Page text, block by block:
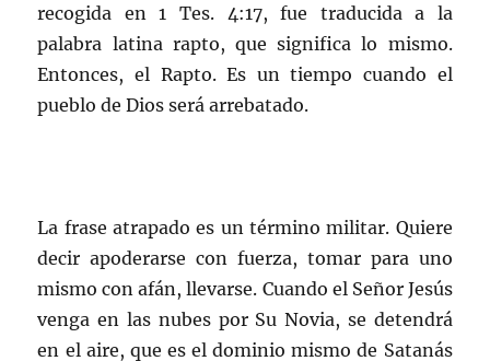
recogida en 1 Tes. 4:17, fue traducida a la
palabra latina rapto, que significa lo mismo.
Entonces, el Rapto. Es un tiempo cuando el
pueblo de Dios será arrebatado.
La frase atrapado es un término militar. Quiere
decir apoderarse con fuerza, tomar para uno
mismo con afán, llevarse. Cuando el Señor Jesús
venga en las nubes por Su Novia, se detendrá
en el aire, que es el dominio mismo de Satanás